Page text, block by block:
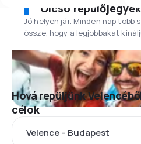
Olcsó
Jó helyen jár. Minden nap
össze, hogy a legjobbakat
Hová repüljünk
célok
Velence - Budapest